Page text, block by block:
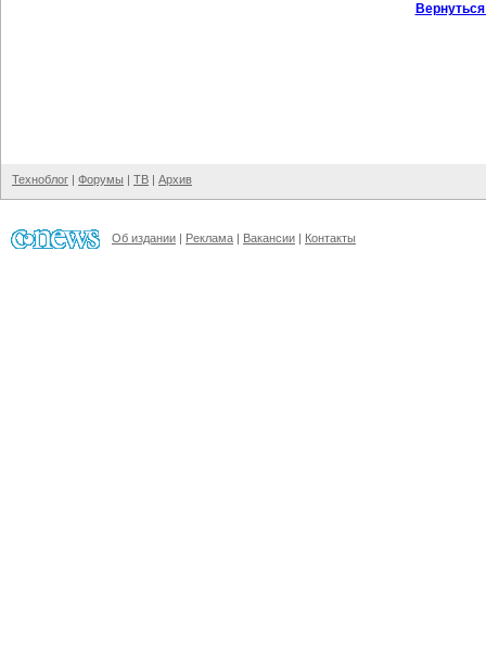
Техноблог | Форумы | ТВ | Архив
Об издании | Реклама | Вакансии | Контакты